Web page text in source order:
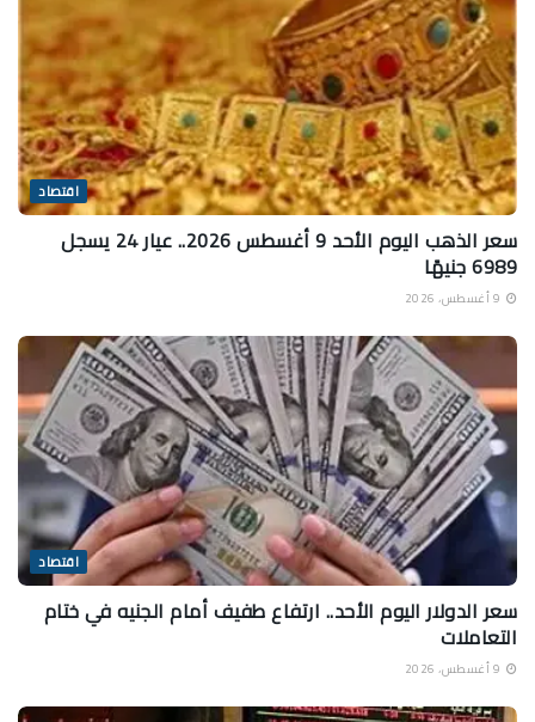
اقتصاد
سعر الذهب اليوم الأحد 9 أغسطس 2026.. عيار 24 يسجل
6989 جنيهًا
اقتصاد
سعر الدولار اليوم الأحد.. ارتفاع طفيف أمام الجنيه في ختام
التعاملات